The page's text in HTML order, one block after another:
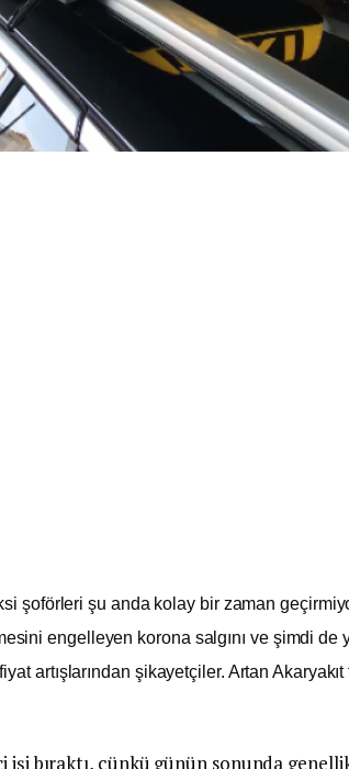
şoförleri şu anda kolay bir zaman
engelleyen korona salgını ve şimdi de
artışlarından şikayetçiler. Artan Akaryakıt
bıraktı, çünkü günün sonunda